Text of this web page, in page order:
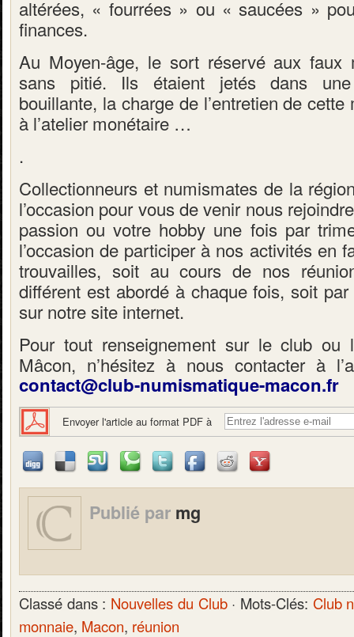
altérées, « fourrées » ou « saucées »
finances.
Au Moyen-âge, le sort réservé aux faux
sans pitié. Ils étaient jetés dans une
bouillante, la charge de l’entretien de
à l’atelier monétaire …
.
Collectionneurs et numismates de la
l’occasion pour vous de venir nous
passion ou votre hobby une fois par
l’occasion de participer à nos activités en
trouvailles, soit au cours de nos
différent est abordé à chaque fois, soit par
sur notre site internet.
Pour tout renseignement sur le club ou
Mâcon, n’hésitez à nous contacter à
contact@club-numismatique-macon.fr
Envoyer l'article au format PDF à
Publié par mg
Classé dans : Nouvelles du Club· Mots-Clés: Club
monnaie, Macon, réunion